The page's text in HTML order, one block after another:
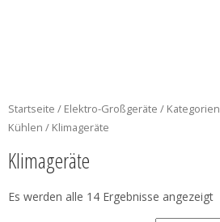
Startseite / Elektro-Großgeräte / Kategorien
Kühlen / Klimageräte
Klimageräte
Es werden alle 14 Ergebnisse angezeigt